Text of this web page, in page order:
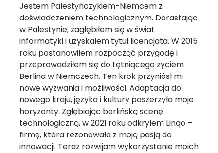
Jestem Palestyńczykiem-Niemcem z
doświadczeniem technologicznym. Dorastając
w Palestynie, zagłębiłem się w świat
informatyki i uzyskałem tytuł licencjata. W 2015
roku postanowiłem rozpocząć przygodę i
przeprowadziłem się do tętniącego życiem
Berlina w Niemczech. Ten krok przyniósł mi
nowe wyzwania i możliwości. Adaptacja do
nowego kraju, języka i kultury poszerzyła moje
horyzonty. Zgłębiając berlińską scenę
technologiczną, w 2021 roku odkryłem Linqo –
firmę, która rezonowała z moją pasją do
innowacji. Teraz rozwijam wykorzystanie moich